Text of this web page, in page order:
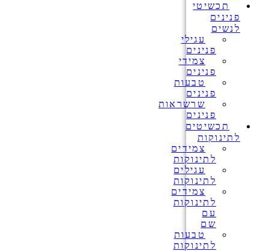
תכשיטי
פנינים
לנשים
עגילי
פנינים
צמידי
פנינים
טבעות
פנינים
שרשראות
פנינים
תכשיטים
לתינוקות
צמידים
לתינוקות
עגילים
לתינוקות
צמידים
לתינוקות
עם
שם
טבעות
לתינוקות